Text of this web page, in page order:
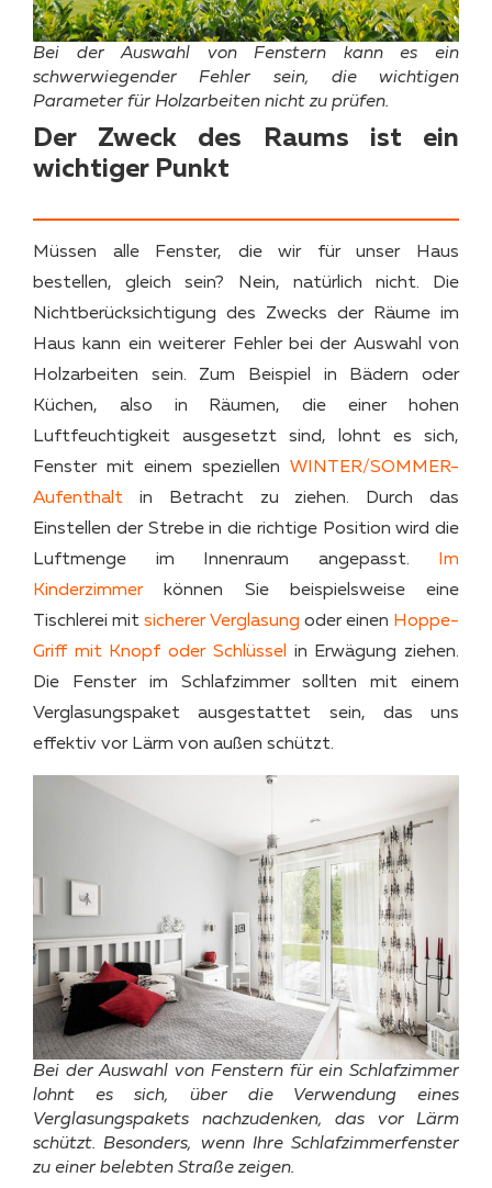
Bei der Auswahl von Fenstern kann es ein
schwerwiegender Fehler sein, die wichtigen
Parameter für Holzarbeiten nicht zu prüfen.
Der Zweck des Raums ist ein
wichtiger Punkt
Müssen alle Fenster, die wir für unser Haus
bestellen, gleich sein? Nein, natürlich nicht. Die
Nichtberücksichtigung des Zwecks der Räume im
Haus kann ein weiterer Fehler bei der Auswahl von
Holzarbeiten sein. Zum Beispiel in Bädern oder
Küchen, also in Räumen, die einer hohen
Luftfeuchtigkeit ausgesetzt sind, lohnt es sich,
Fenster mit einem speziellen WINTER/SOMMER-
Aufenthalt in Betracht zu ziehen. Durch das
Einstellen der Strebe in die richtige Position wird die
Luftmenge im Innenraum angepasst.
Im
Kinderzimmerkönnen Sie beispielsweise eine
Tischlerei mitsicherer Verglasung oder einen Hoppe-
Griff mit Knopf oder Schlüssel
in Erwägung ziehen.
Die Fenster im Schlafzimmer sollten mit einem
Verglasungspaket ausgestattet sein, das uns
effektiv vor Lärm von außen schützt.
Bei der Auswahl von Fenstern für ein Schlafzimmer
lohnt es sich, über die Verwendung eines
Verglasungspakets nachzudenken, das vor Lärm
schützt. Besonders, wenn Ihre Schlafzimmerfenster
zu einer belebten Straße zeigen.